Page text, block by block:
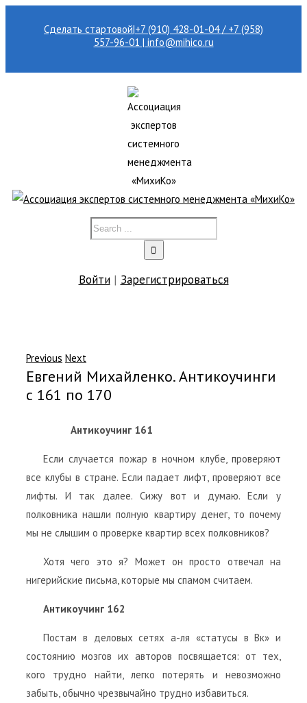
Сделать стартовой|+7 (910) 428-01-04 / +7 (958)
557-96-01 | info@mihico.ru
Войти| Зарегистрироваться
Previous Next
Евгений Михайленко. Антикоучинги
с 161 по 170
Антикоучинг 161
Если случается пожар в ночном клубе, проверяют
все клубы в стране. Если падает лифт, проверяют все
лифты. И так далее. Сижу вот и думаю. Если у
полковника нашли полную квартиру денег, то почему
мы не слышим о проверке квартир всех полковников?
Хотя чего это я? Может он просто отвечал на
нигерийские письма, которые мы спамом считаем.
Антикоучинг 162
Постам в деловых сетях а-ля «статусы в Вк» и
состоянию мозгов их авторов посвящается: от тех,
кого трудно найти, легко потерять и невозможно
забыть, обычно чрезвычайно трудно избавиться.